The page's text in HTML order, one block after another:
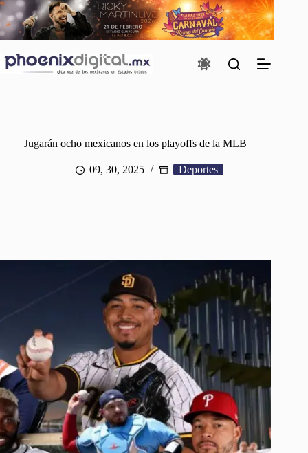
Saltar
al
contenido
Jugarán ocho mexicanos en los playoffs de la MLB
09, 30, 2025 Deportes